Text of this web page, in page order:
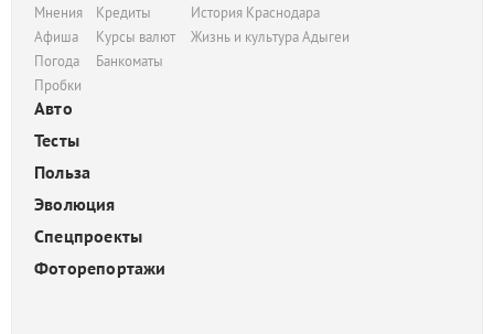
Мнения
Афиша
Погода
Пробки
Кредиты
Курсы валют
Банкоматы
История Краснодара
Жизнь и культура Адыгеи
Авто
Тесты
Польза
Эволюция
Спецпроекты
Фоторепортажи